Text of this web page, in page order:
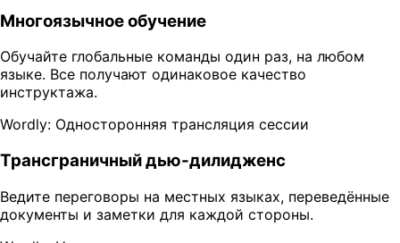
Многоязычное обучение
Обучайте глобальные команды один раз, на любом
языке. Все получают одинаковое качество
инструктажа.
Wordly: Односторонняя трансляция сессии
Трансграничный дью-дилидженс
Ведите переговоры на местных языках, переведённые
документы и заметки для каждой стороны.